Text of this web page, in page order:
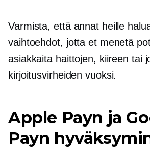
Varmista, että annat heille
vaihtoehdot, jotta et menetä
asiakkaita haittojen, kiireen tai
kirjoitusvirheiden vuoksi.
Apple Payn ja
Payn